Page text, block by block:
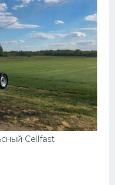
Cellfast